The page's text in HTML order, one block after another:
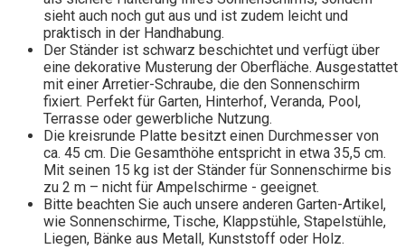
sieht auch noch gut aus und ist zudem leicht und
praktisch in der Handhabung.
Der Ständer ist schwarz beschichtet und verfügt über
eine dekorative Musterung der Oberfläche. Ausgestattet
mit einer Arretier-Schraube, die den Sonnenschirm
fixiert. Perfekt für Garten, Hinterhof, Veranda, Pool,
Terrasse oder gewerbliche Nutzung.
Die kreisrunde Platte besitzt einen Durchmesser von
ca. 45 cm. Die Gesamthöhe entspricht in etwa 35,5 cm.
Mit seinen 15 kg ist der Ständer für Sonnenschirme bis
zu 2 m – nicht für Ampelschirme - geeignet.
Bitte beachten Sie auch unsere anderen Garten-Artikel,
wie Sonnenschirme, Tische, Klappstühle, Stapelstühle,
Liegen, Bänke aus Metall, Kunststoff oder Holz.